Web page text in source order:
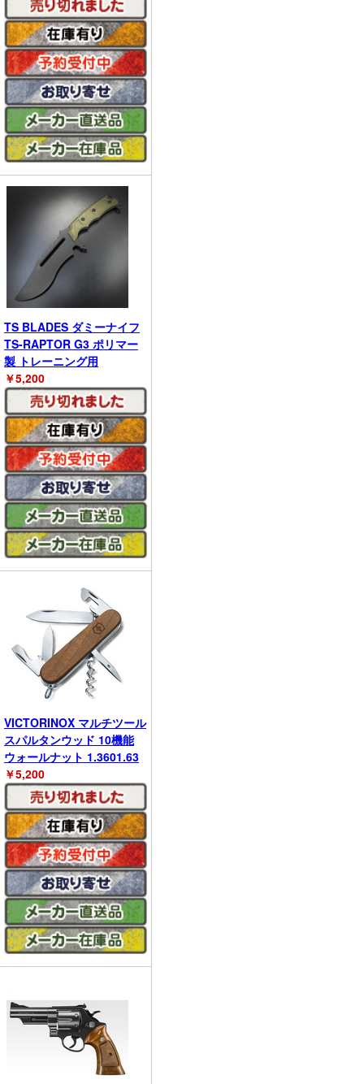
TS BLADES ダミーナイフ
TS-RAPTOR G3 ポリマー
製 トレーニング用
￥5,200
VICTORINOX マルチツール
スパルタンウッド 10機能
ウォールナット 1.3601.63
￥5,200